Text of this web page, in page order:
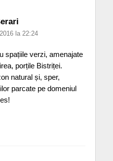
la 22:24
spațiile verzi, amenajate
porțile Bistriței.
natural și, sper,
parcate pe domeniul